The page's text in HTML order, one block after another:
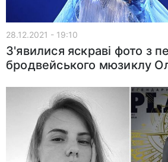
28.12.2021 - 19:10
З'явилися яскраві фото з
бродвейського мюзиклу